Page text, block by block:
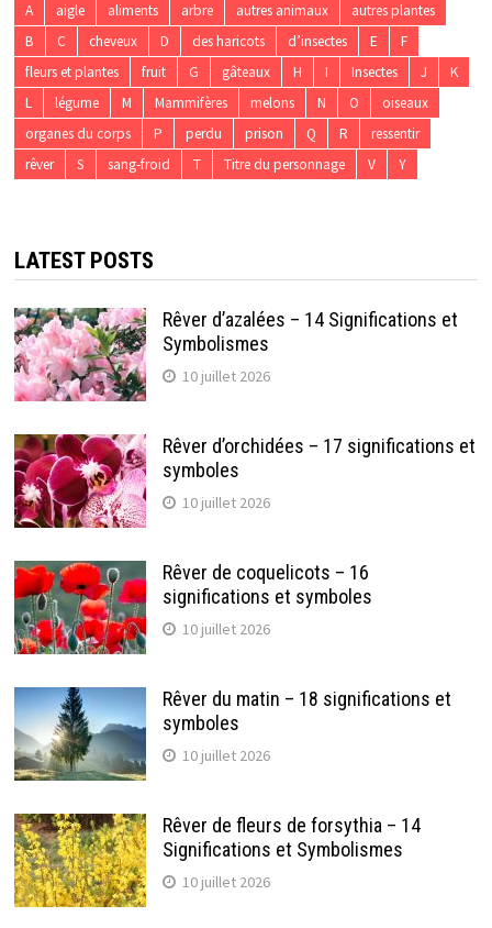
A aigle aliments arbre autres animaux
autres plantes
B
C cheveux D des haricots d’insectes E
F
fleurs et plantes
fruit G gâteaux H I Insectes J
K
L
légume M Mammifères melons N O
oiseaux
organes du corps
P perdu prison Q R
ressentir
rêver
S sang-froid T Titre du personnage V Y
LATEST POSTS
Rêver d’azalées – 14 Significations et
Symbolismes
10 juillet 2026
Rêver d’orchidées – 17 significations et
symboles
10 juillet 2026
Rêver de coquelicots – 16
significations et symboles
10 juillet 2026
Rêver du matin – 18 significations et
symboles
10 juillet 2026
Rêver de fleurs de forsythia – 14
Significations et Symbolismes
10 juillet 2026